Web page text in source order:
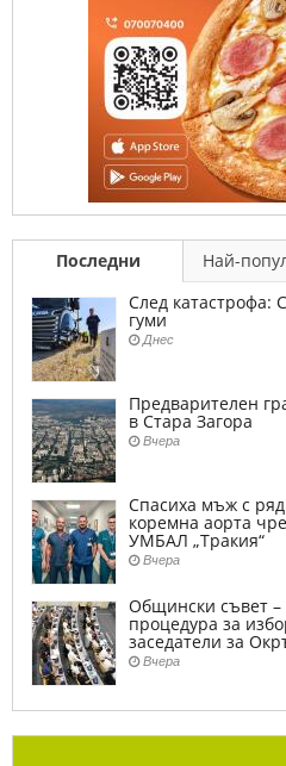
Последни Най-
След катастрофа:
гуми
Днес
Предварителен
в Стара Загора
Вчера
Спасиха мъж с
коремна аорта
УМБАЛ „Тракия“
Вчера
Общински съвет –
процедура за
заседатели за
Вчера